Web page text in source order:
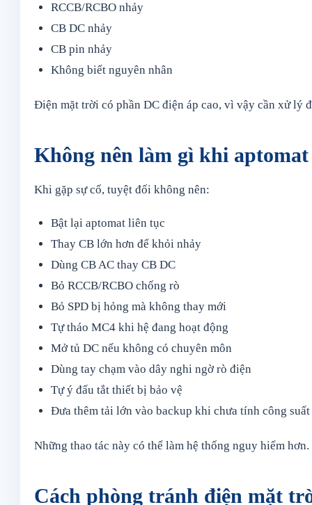
RCCB/RCBO nhảy
CB DC nhảy
CB pin nhảy
Không biết nguyên nhân
Điện mặt trời có phần DC điện áp cao, vì vậy cần xử lý
Không nên làm gì khi
Khi gặp sự cố, tuyệt đối không nên:
Bật lại aptomat liên tục
Thay CB lớn hơn để khỏi nhảy
Dùng CB AC thay CB DC
Bỏ RCCB/RCBO chống rò
Bỏ SPD bị hỏng mà không thay mới
Tự tháo MC4 khi hệ đang hoạt động
Mở tủ DC nếu không có chuyên môn
Dùng tay chạm vào dây nghi ngờ rò điện
Tự ý đấu tắt thiết bị bảo vệ
Đưa thêm tải lớn vào backup khi chưa tính công suất
Những thao tác này có thể làm hệ thống nguy hiểm hơn.
Cách phòng tránh điện mặt